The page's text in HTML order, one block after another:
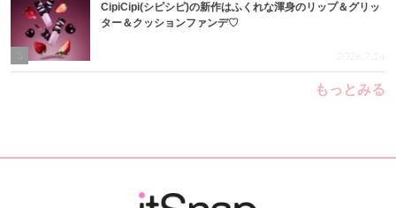
CipiCipi(シピシピ)の新作はふくれな渾身のリップ＆グリッ
ター＆クッションファンデ♡
2026.7.14
もっとみる